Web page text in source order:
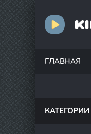
ГЛАВНАЯ
КАТЕГОРИИ